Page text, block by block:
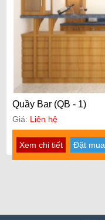
Quầy Bar (QB - 1)
Giá: Liên hệ
Xem chi tiết Đặt mua